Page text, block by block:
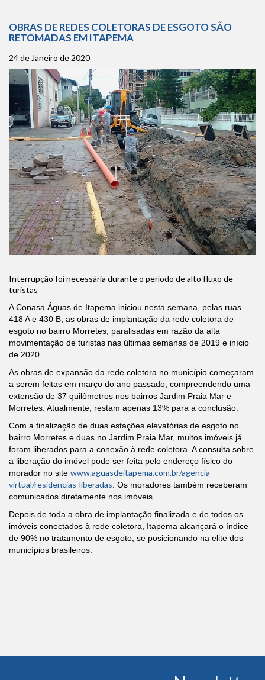
OBRAS DE REDES COLETORAS DE ESGOTO SÃO
RETOMADAS EM ITAPEMA
24 de Janeiro de 2020
Interrupção foi necessária durante o período de alto fluxo de
turistas
A Conasa Águas de Itapema iniciou nesta semana, pelas ruas
418 A e 430 B, as obras de implantação da rede coletora de
esgoto no bairro Morretes, paralisadas em razão da alta
movimentação de turistas nas últimas semanas de 2019 e início
de 2020.
As obras de expansão da rede coletora no município começaram
a serem feitas em março do ano passado, compreendendo uma
extensão de 37 quilômetros nos bairros Jardim Praia Mar e
Morretes. Atualmente, restam apenas 13% para a conclusão.
Com a finalização de duas estações elevatórias de esgoto no
bairro Morretes e duas no Jardim Praia Mar, muitos imóveis já
foram liberados para a conexão à rede coletora. A consulta sobre
a liberação do imóvel pode ser feita pelo endereço físico do
morador no site www.aguasdeitapema.com.br/agencia-
virtual/residencias-liberadas . Os moradores também receberam
comunicados diretamente nos imóveis.
Depois de toda a obra de implantação finalizada e de todos os
imóveis conectados à rede coletora, Itapema alcançará o índice
de 90% no tratamento de esgoto, se posicionando na elite dos
municípios brasileiros.